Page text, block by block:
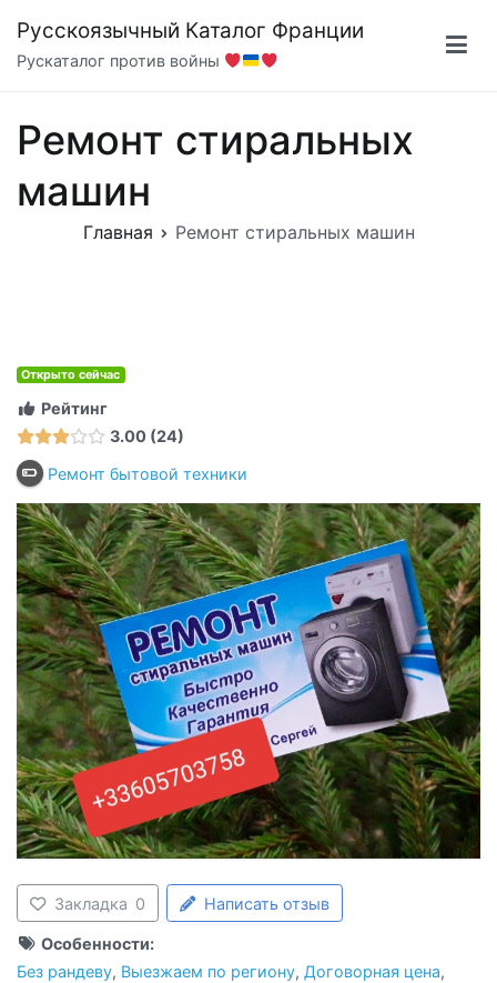
содержимому
Русскоязычный Каталог Франции
Рускаталог против войны
Ремонт стиральных
машин
Главная Ремонт стиральных машин
Открыто сейчас
Рейтинг
3.00 24
Ремонт бытовой техники
Закладка 0 Написать отзыв
Особенности:
Без рандеву, Выезжаем по региону, Договорная цена,